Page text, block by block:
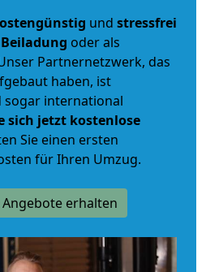
und stressfrei
Beiladung oder als
Partnernetzwerk, das
haben, ist
sogar international
sich jetzt kostenlose
Sie einen ersten
für Ihren Umzug.
erhalten